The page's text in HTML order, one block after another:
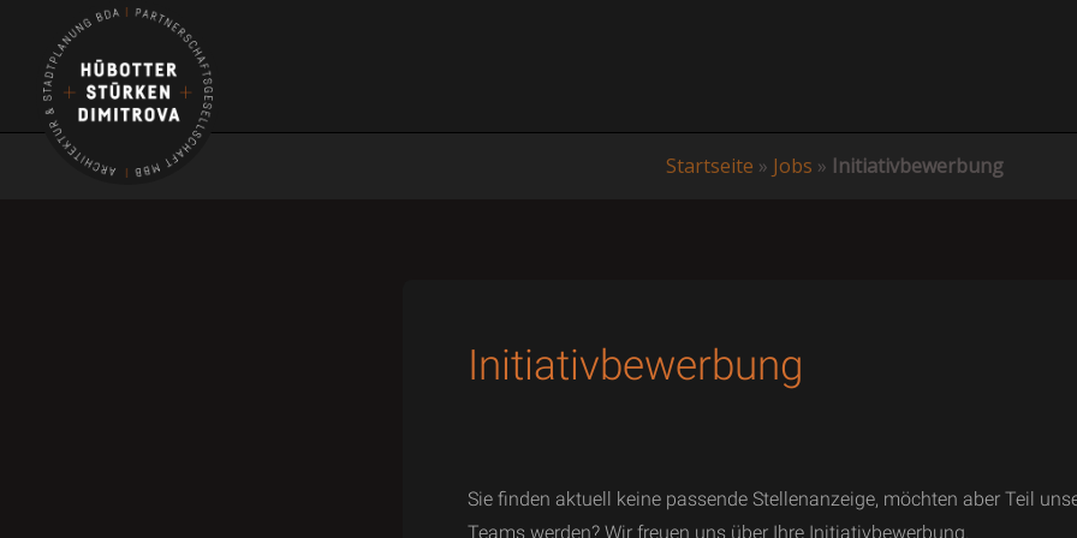
Startseite » Jobs » Initiativbewerbung
Initiativbewerbung
Sie finden aktuell keine passende Stellenanzeige, möchten aber Teil
Teams werden? Wir freuen uns über Ihre Initiativbewerbung.